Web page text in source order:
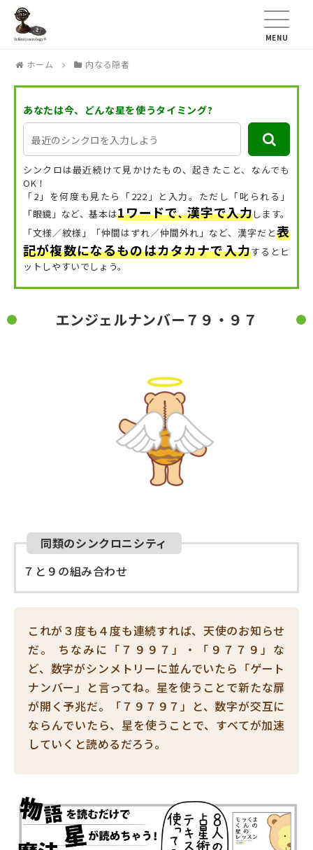
ホーム 内なる隠者
あなたは今、どんな星を使うタイミング?
シンクロは最近続けて見かけたもの、起きたこと、なんでも
OK！
「2」を何度も見たら「222」と入力。ただし「叱られる」
「眼鏡」など、基本は1ワードで、漢字で入力します。
「文様／紋様」「仲間はずれ／仲間外れ」など、漢字だと表
記が複数になるものはカタカナで入力するとヒ
ットしやすいでしょう。
エンジェルナンバー７９・９７
同類のシンクロニシティ
７と９の組み合わせ
これが３度も４度も連続すれば、天使のお知らせ
だ。 ちなみに「７９９７」・「９７７９」な
ど、数字がシンメトリーに並んでいたら「ゲート
ナンバー」と言ってね。星を使うことで新たな扉
が開く予兆だ。「７９７９７」と、数字が交互に
ならんでいたら、星を使うことで、すべてが加速
していくと読めるだろう。
MENU